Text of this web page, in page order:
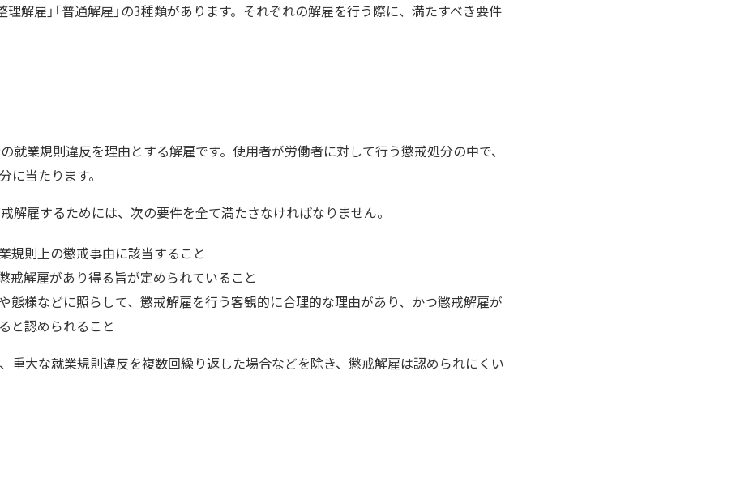
理解雇」「普通解雇」の3種類があります。それぞれの解雇を行う際に、満たすべき要件
の就業規則違反を理由とする解雇です。使用者が労働者に対して行う懲戒処分の中で、
に当たります。
解雇するためには、次の要件を全て満たさなければなりません。
規則上の懲戒事由に該当すること
戒解雇があり得る旨が定められていること
態様などに照らして、懲戒解雇を行う客観的に合理的な理由があり、かつ懲戒解雇が
と認められること
重大な就業規則違反を複数回繰り返した場合などを除き、懲戒解雇は認められにくい